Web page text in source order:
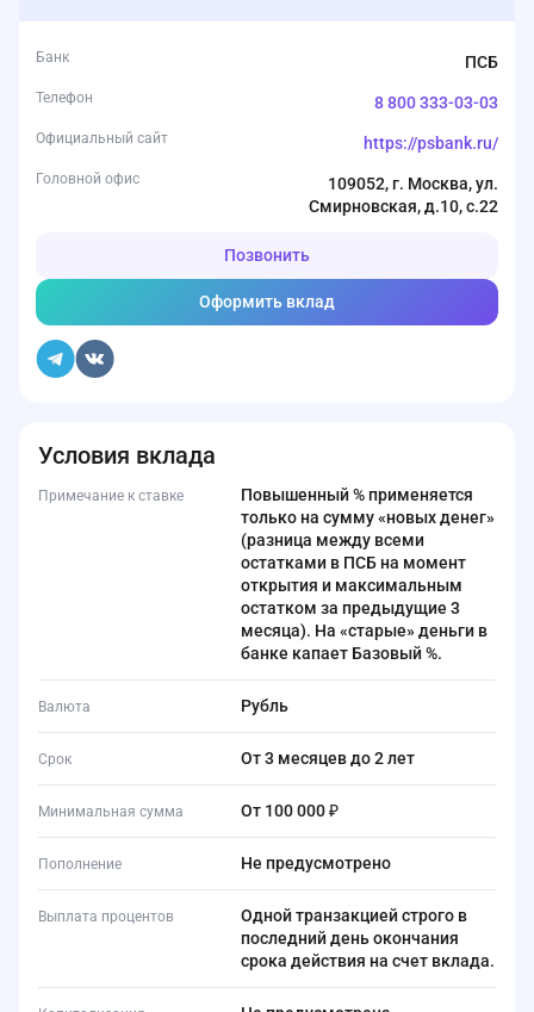
Условия вклада
Примечание к ставке
Повышенный % применяется
только на сумму «новых денег»
(разница между всеми
остатками в ПСБ на момент
открытия и максимальным
остатком за предыдущие 3
месяца). На «старые» деньги в
банке капает Базовый %.
Валюта Рубль
Срок от 3 месяцев до 2 лет
Минимальная сумма от 100 000 ₽
Пополнение Не предусмотрено
Выплата процентов
Одной транзакцией строго в
последний день окончания
срока действия на счет вклада.
Банк ПСБ
Телефон 8 800 333-03-03
Официальный сайт https://psbank.ru/
Головной офис
109052, г. Москва, ул.
Смирновская, д.10, с.22
Позвонить
Оформить вклад